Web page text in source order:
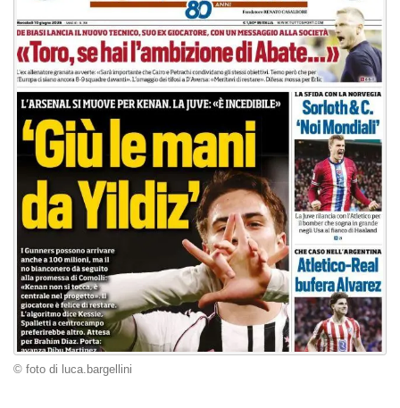
© foto di luca.bargellini